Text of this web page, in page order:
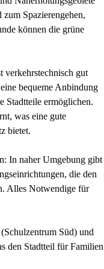
Spazierengehen,
können die grüne
verkehrstechnisch gut
bequeme Anbindung
Stadtteile ermöglichen.
was eine gute
bietet.
In naher Umgebung gibt
die den
Alles Notwendige für
Süd) und
den Stadtteil für Familien